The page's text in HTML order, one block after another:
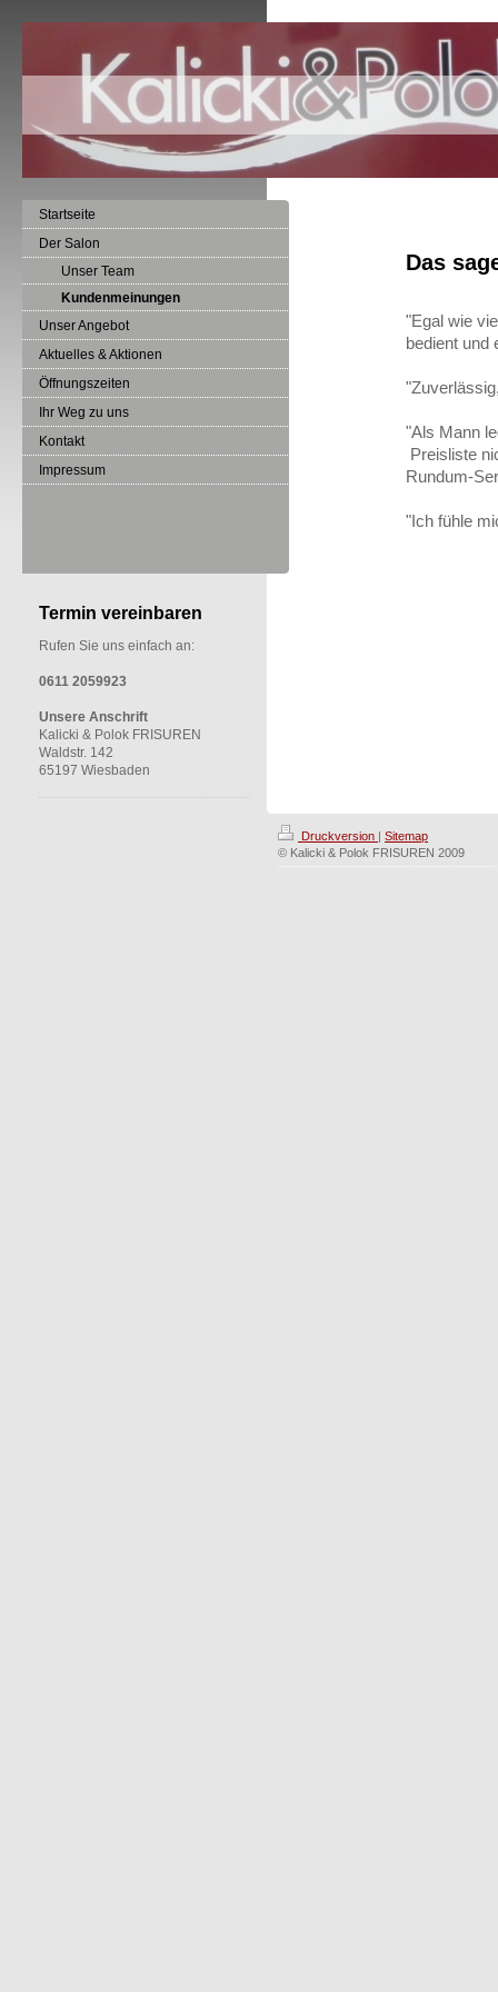
Das
"Egal wie
bedient und
"Als Mann
Preisliste
Rundum-
"Ich fühle
Startseite
Der Salon
Unser Team
Kundenmeinungen
Unser Angebot
Aktuelles & Aktionen
Öffnungszeiten
Ihr Weg zu uns
Kontakt
Impressum
Termin vereinbaren
Rufen Sie uns einfach an:
0611 2059923
Unsere Anschrift
Kalicki & Polok FRISUREN
Waldstr. 142
65197 Wiesbaden
Druckversion | Sitemap
© Kalicki & Polok FRISUREN 2009